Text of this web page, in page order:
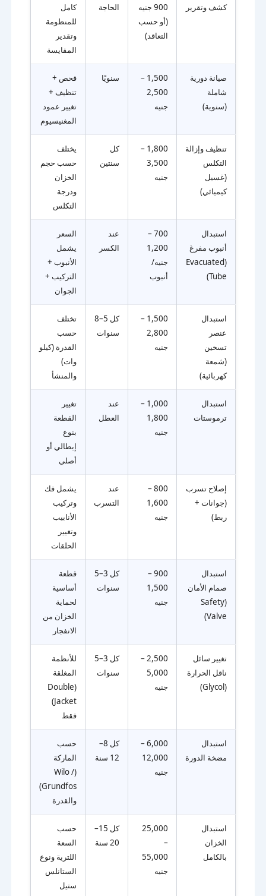
كشف وتقرير
900 جنيه
(أو حسب
التعاقد)
الحاجة
كامل
للمنظومة
وتقدير
المقايسة
صيانة دورية
شاملة
(سنوية)
1,500 –
2,500
جنيه
سنويًا
فحص +
تنظيف +
تغيير عمود
المغنيسيوم
تنظيف وإزالة
التكلس
(غسيل
كيميائي)
1,800 –
3,500
جنيه
كل
سنتين
يختلف
حسب حجم
الخزان
ودرجة
التكلس
استبدال
أنبوب مفرغ
(Evacuated
Tube)
700 –
1,200
جنيه/
أنبوب
عند
الكسر
السعر
يشمل
الأنبوب +
التركيب +
الجوان
استبدال
عنصر
تسخين
(شمعة
كهربائية)
1,500 –
2,800
جنيه
كل 5–8
سنوات
تختلف
حسب
القدرة (كيلو
وات)
والمنشأ
استبدال
ترموستات
1,000 –
1,800
جنيه
عند
العطل
تغيير
القطعة
بنوع
إيطالي أو
أصلي
إصلاح تسرب
(جوانات +
ربط)
800 –
1,600
جنيه
عند
التسرب
يشمل فك
وتركيب
الأنابيب
وتغيير
الحلقات
استبدال
صمام الأمان
(Safety
Valve)
900 –
1,500
جنيه
كل 3–5
سنوات
قطعة
أساسية
لحماية
الخزان من
الانفجار
تغيير سائل
ناقل الحرارة
(Glycol)
2,500 –
5,000
جنيه
كل 3–5
سنوات
للأنظمة
المغلقة
(Double
Jacket)
فقط
استبدال
مضخة الدورة
6,000 –
12,000
جنيه
كل 8–
12 سنة
حسب
الماركة
(Wilo /
Grundfos)
والقدرة
استبدال
الخزان
بالكامل
25,000
–
55,000
جنيه
كل 15–
20 سنة
حسب
السعة
اللترية ونوع
الستانلس
ستيل